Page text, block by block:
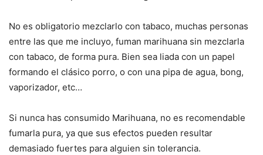
No es obligatorio mezclarlo con tabaco, muchas personas
entre las que me incluyo, fuman marihuana sin mezclarla
con tabaco, de forma pura. Bien sea liada con un papel
formando el clásico porro, o con una pipa de agua, bong,
vaporizador, etc…
Si nunca has consumido Marihuana, no es recomendable
fumarla pura, ya que sus efectos pueden resultar
demasiado fuertes para alguien sin tolerancia.